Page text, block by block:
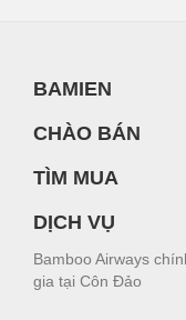
BAMIEN
CHÀO BÁN
TÌM MUA
DỊCH VỤ
Bamboo Airways
gia tại Côn Đảo